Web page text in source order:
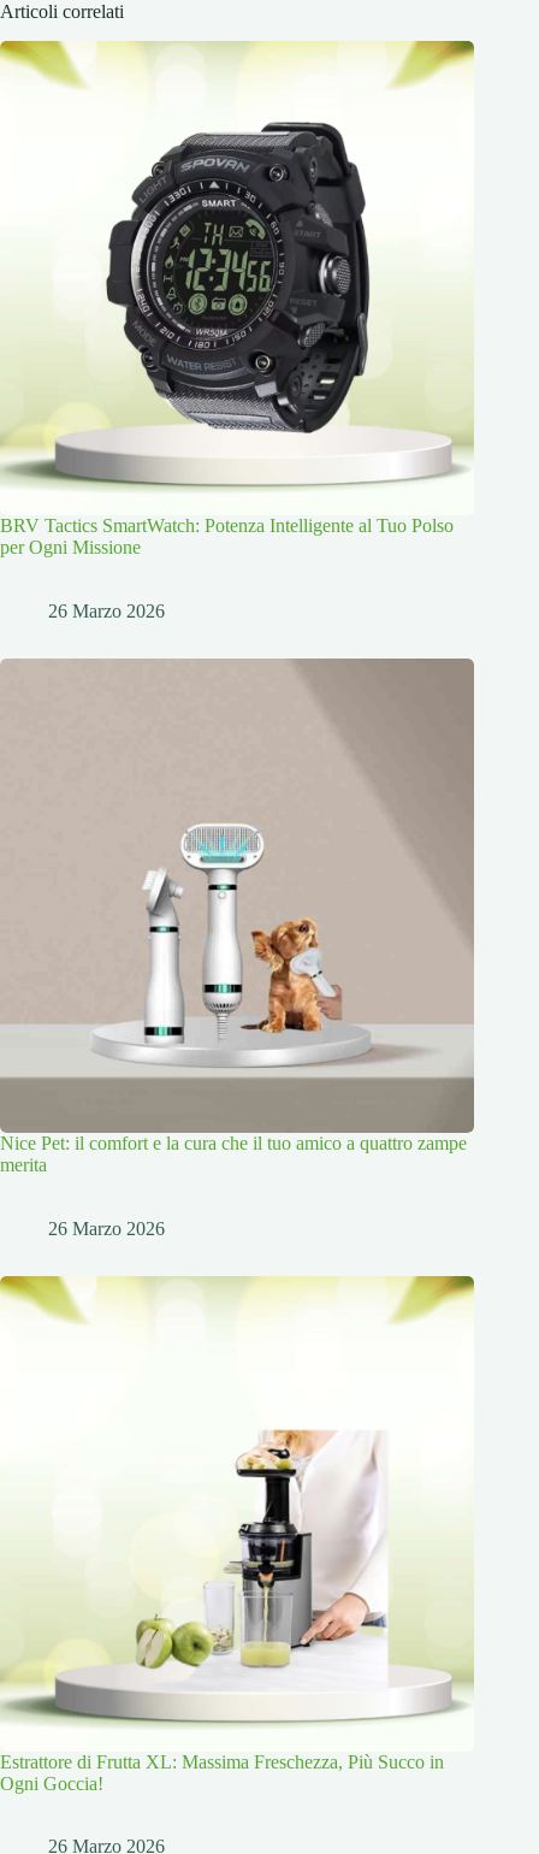
Articoli correlati
BRV Tactics SmartWatch: Potenza Intelligente al Tuo Polso
per Ogni Missione
26 Marzo 2026
Nice Pet: il comfort e la cura che il tuo amico a quattro zampe
merita
26 Marzo 2026
Estrattore di Frutta XL: Massima Freschezza, Più Succo in
Ogni Goccia!
26 Marzo 2026